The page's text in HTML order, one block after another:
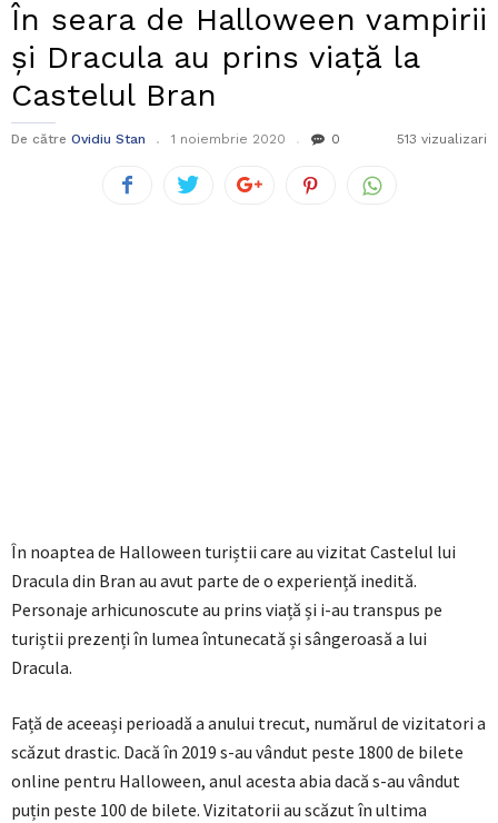
În seara de Halloween vampirii
și Dracula au prins viață la
Castelul Bran
De către Ovidiu Stan 1 noiembrie 2020 0 513 vizualizari
În noaptea de Halloween turiștii care au vizitat Castelul lui
Dracula din Bran au avut parte de o experiență inedită.
Personaje arhicunoscute au prins viață și i-au transpus pe
turiștii prezenți în lumea întunecată și sângeroasă a lui
Dracula.
Față de aceeași perioadă a anului trecut, numărul de vizitatori a
scăzut drastic. Dacă în 2019 s-au vândut peste 1800 de bilete
online pentru Halloween, anul acesta abia dacă s-au vândut
puțin peste 100 de bilete. Vizitatorii au scăzut în ultima